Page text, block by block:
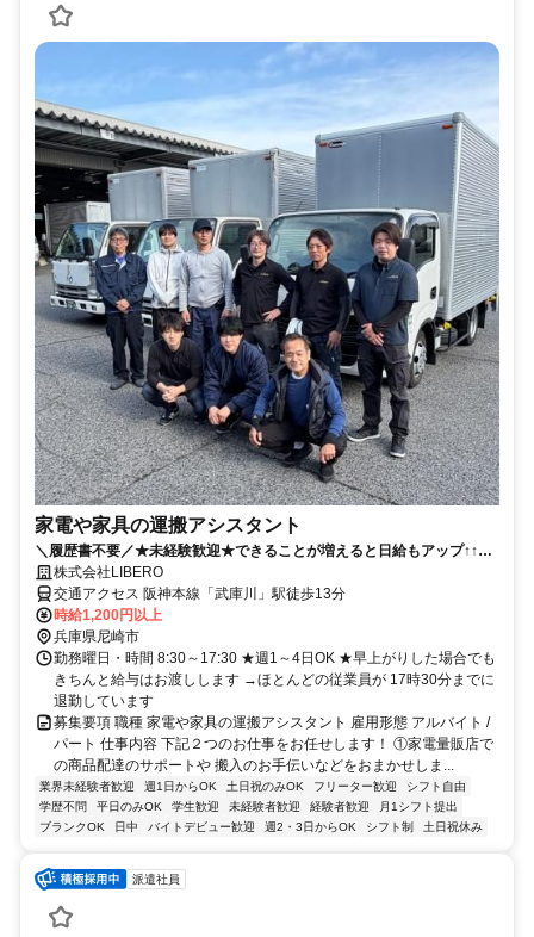
家電や家具の運搬アシスタント
＼履歴書不要／★未経験歓迎★できることが増えると日給もアップ↑↑早
上がりしてもお給料は変わらず◎
株式会社LIBERO
交通アクセス 阪神本線「武庫川」駅徒歩13分
時給1,200円以上
兵庫県尼崎市
勤務曜日・時間 8:30～17:30 ★週1～4日OK ★早上がりした場合でも
きちんと給与はお渡しします →ほとんどの従業員が 17時30分までに
退勤しています
募集要項 職種 家電や家具の運搬アシスタント 雇用形態 アルバイト /
パート 仕事内容 下記２つのお仕事をお任せします！ ①家電量販店で
の商品配達のサポートや 搬入のお手伝いなどをおまかせしま...
業界未経験者歓迎 週1日からOK 土日祝のみOK フリーター歓迎
シフト自由
学歴不問
平日のみOK 学生歓迎 未経験者歓迎 経験者歓迎
月1シフト提出
ブランクOK
日中 バイトデビュー歓迎 週2・3日からOK シフト制 土日祝休み
派遣社員